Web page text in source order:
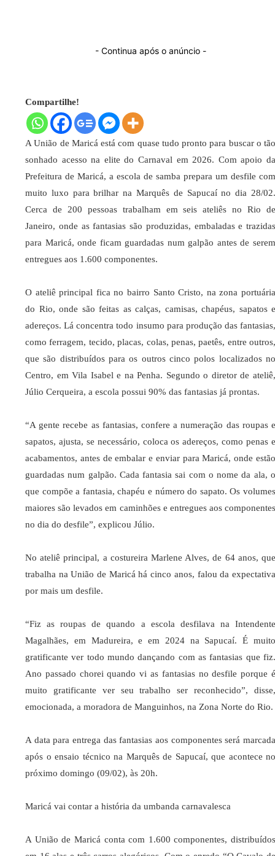
- Continua após o anúncio -
Compartilhe!
A União de Maricá está com quase tudo pronto para buscar o tão
sonhado acesso na elite do Carnaval em 2026. Com apoio da
Prefeitura de Maricá, a escola de samba prepara um desfile com
muito luxo para brilhar na Marquês de Sapucaí no dia 28/02.
Cerca de 200 pessoas trabalham em seis ateliês no Rio de
Janeiro, onde as fantasias são produzidas, embaladas e trazidas
para Maricá, onde ficam guardadas num galpão antes de serem
entregues aos 1.600 componentes.
O ateliê principal fica no bairro Santo Cristo, na zona portuária
do Rio, onde são feitas as calças, camisas, chapéus, sapatos e
adereços. Lá concentra todo insumo para produção das fantasias,
como ferragem, tecido, placas, colas, penas, paetês, entre outros,
que são distribuídos para os outros cinco polos localizados no
Centro, em Vila Isabel e na Penha. Segundo o diretor de ateliê,
Júlio Cerqueira, a escola possui 90% das fantasias já prontas.
“A gente recebe as fantasias, confere a numeração das roupas e
sapatos, ajusta, se necessário, coloca os adereços, como penas e
acabamentos, antes de embalar e enviar para Maricá, onde estão
guardadas num galpão. Cada fantasia sai com o nome da ala, o
que compõe a fantasia, chapéu e número do sapato. Os volumes
maiores são levados em caminhões e entregues aos componentes
no dia do desfile”, explicou Júlio.
No ateliê principal, a costureira Marlene Alves, de 64 anos, que
trabalha na União de Maricá há cinco anos, falou da expectativa
por mais um desfile.
“Fiz as roupas de quando a escola desfilava na Intendente
Magalhães, em Madureira, e em 2024 na Sapucaí. É muito
gratificante ver todo mundo dançando com as fantasias que fiz.
Ano passado chorei quando vi as fantasias no desfile porque é
muito gratificante ver seu trabalho ser reconhecido”, disse,
emocionada, a moradora de Manguinhos, na Zona Norte do Rio.
A data para entrega das fantasias aos componentes será marcada
após o ensaio técnico na Marquês de Sapucaí, que acontece no
próximo domingo (09/02), às 20h.
Maricá vai contar a história da umbanda carnavalesca
A União de Maricá conta com 1.600 componentes, distribuídos